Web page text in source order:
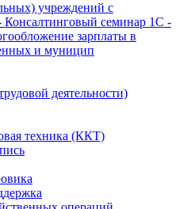
учреждений с
Консалтинговый семинар 1С -
зарплаты в
и муницип
деятельности)
техника (ККТ)